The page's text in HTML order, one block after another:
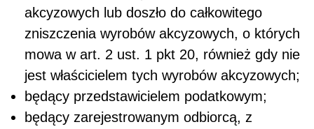
akcyzowych lub doszło do całkowitego
zniszczenia wyrobów akcyzowych, o których
mowa w art. 2 ust. 1 pkt 20, również gdy nie
jest właścicielem tych wyrobów akcyzowych;
będący przedstawicielem podatkowym;
będący zarejestrowanym odbiorcą, z